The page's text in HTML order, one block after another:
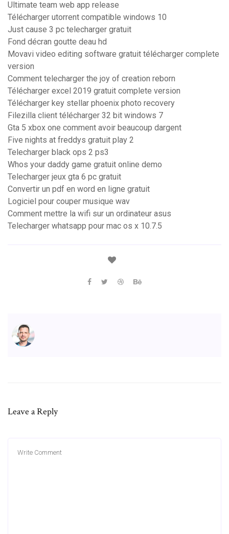
Ultimate team web app release
Télécharger utorrent compatible windows 10
Just cause 3 pc telecharger gratuit
Fond décran goutte deau hd
Movavi video editing software gratuit télécharger complete
version
Comment telecharger the joy of creation reborn
Télécharger excel 2019 gratuit complete version
Télécharger key stellar phoenix photo recovery
Filezilla client télécharger 32 bit windows 7
Gta 5 xbox one comment avoir beaucoup dargent
Five nights at freddys gratuit play 2
Telecharger black ops 2 ps3
Whos your daddy game gratuit online demo
Telecharger jeux gta 6 pc gratuit
Convertir un pdf en word en ligne gratuit
Logiciel pour couper musique wav
Comment mettre la wifi sur un ordinateur asus
Telecharger whatsapp pour mac os x 10.7.5
Leave a Reply